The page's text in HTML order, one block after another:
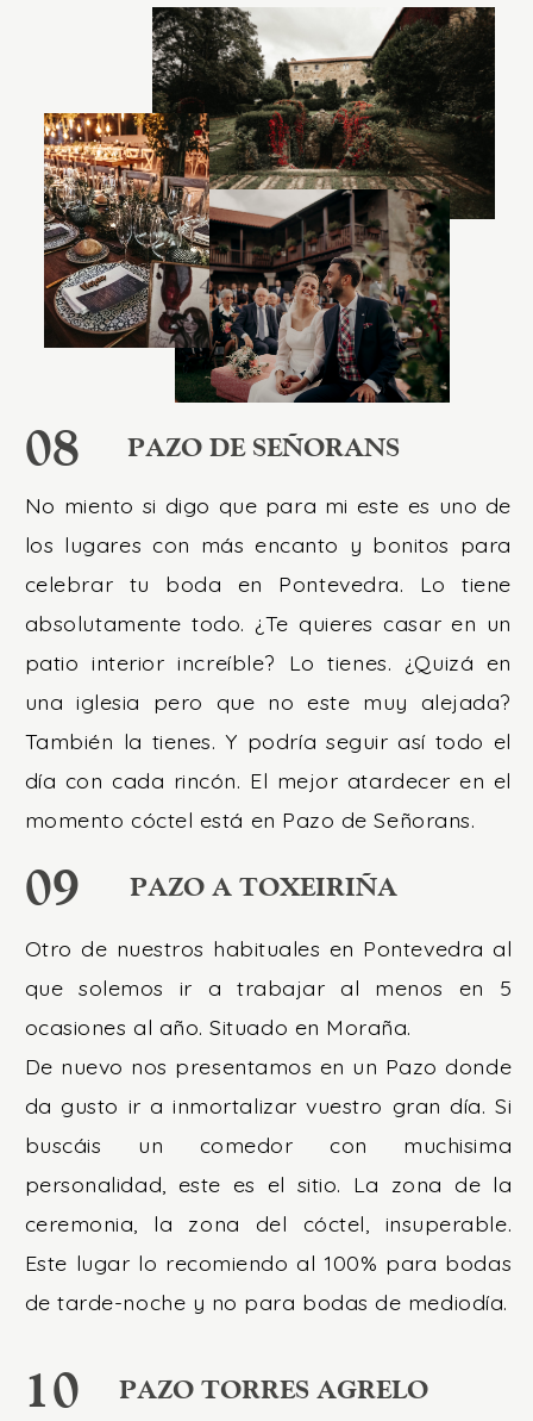
09
08
10
PAZO A TOXEIRIÑA
PAZO DE SEÑORANS
PAZO TORRES AGRELO
Otro de nuestros habituales en Pontevedra al
que solemos ir a trabajar al menos en 5
ocasiones al año. Situado en Moraña.
De nuevo nos presentamos en un Pazo donde
da gusto ir a inmortalizar vuestro gran día. Si
buscáis un comedor con muchisima
personalidad, este es el sitio. La zona de la
ceremonia, la zona del cóctel, insuperable.
Este lugar lo recomiendo al 100% para bodas
de tarde-noche y no para bodas de mediodía.
No miento si digo que para mi este es uno de
los lugares con más encanto y bonitos para
celebrar tu boda en Pontevedra. Lo tiene
absolutamente todo. ¿Te quieres casar en un
patio interior increíble? Lo tienes. ¿Quizá en
una iglesia pero que no este muy alejada?
También la tienes. Y podría seguir así todo el
día con cada rincón. El mejor atardecer en el
momento cóctel está en Pazo de Señorans.